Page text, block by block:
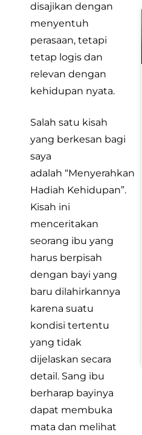
disajikan dengan
menyentuh
perasaan, tetapi
tetap logis dan
relevan dengan
kehidupan nyata.
Salah satu kisah
yang berkesan bagi
saya
adalah “Menyerahkan
Hadiah Kehidupan”.
Kisah ini
menceritakan
seorang ibu yang
harus berpisah
dengan bayi yang
baru dilahirkannya
karena suatu
kondisi tertentu
yang tidak
dijelaskan secara
detail. Sang ibu
berharap bayinya
dapat membuka
mata dan melihat